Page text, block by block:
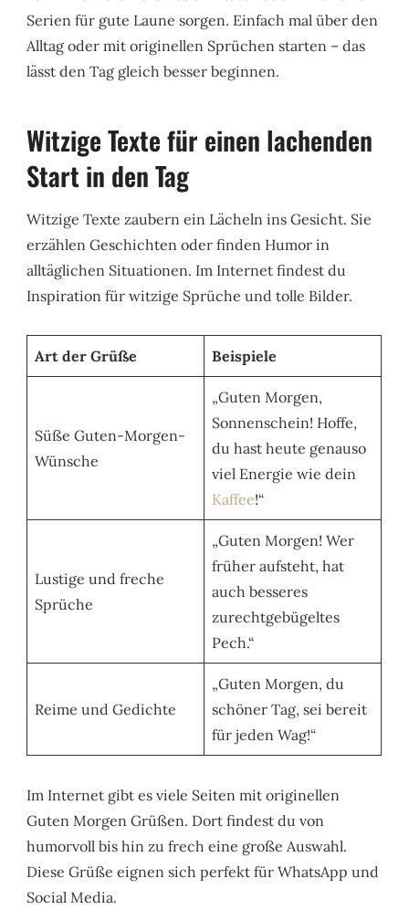
Serien für gute Laune sorgen. Einfach mal über den
Alltag oder mit originellen Sprüchen starten – das
lässt den Tag gleich besser beginnen.
Witzige Texte für einen lachenden
Start in den Tag
Witzige Texte zaubern ein Lächeln ins Gesicht. Sie
erzählen Geschichten oder finden Humor in
alltäglichen Situationen. Im Internet findest du
Inspiration für witzige Sprüche und tolle Bilder.
Art der Grüße Beispiele
Süße Guten-Morgen-
Wünsche
„Guten Morgen,
Sonnenschein! Hoffe,
du hast heute genauso
viel Energie wie dein
Kaffee!“
Lustige und freche
Sprüche
„Guten Morgen! Wer
früher aufsteht, hat
auch besseres
zurechtgebügeltes
Pech.“
Reime und Gedichte
„Guten Morgen, du
schöner Tag, sei bereit
für jeden Wag!“
Im Internet gibt es viele Seiten mit originellen
Guten Morgen Grüßen. Dort findest du von
humorvoll bis hin zu frech eine große Auswahl.
Diese Grüße eignen sich perfekt für WhatsApp und
Social Media.